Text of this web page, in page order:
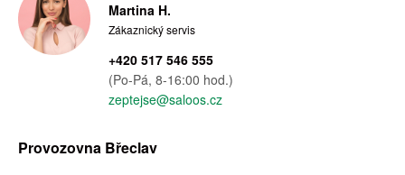
Martina H.
Zákaznický servis
+420 517 546 555
(Po-Pá, 8-16:00 hod.)
zeptejse@saloos.cz
Provozovna Břeclav